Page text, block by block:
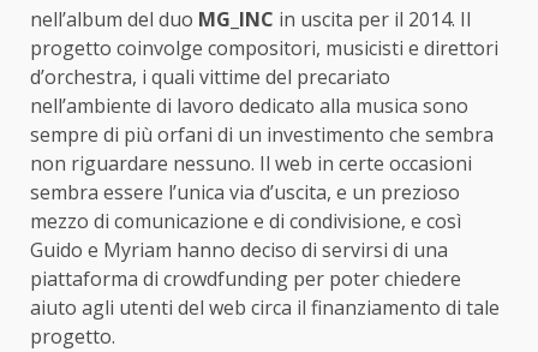
nell’album del duo MG_INC in uscita per il 2014. Il
progetto coinvolge compositori, musicisti e direttori
d’orchestra, i quali vittime del precariato
nell’ambiente di lavoro dedicato alla musica sono
sempre di più orfani di un investimento che sembra
non riguardare nessuno. Il web in certe occasioni
sembra essere l’unica via d’uscita, e un prezioso
mezzo di comunicazione e di condivisione, e così
Guido e Myriam hanno deciso di servirsi di una
piattaforma di crowdfunding per poter chiedere
aiuto agli utenti del web circa il finanziamento di tale
progetto.